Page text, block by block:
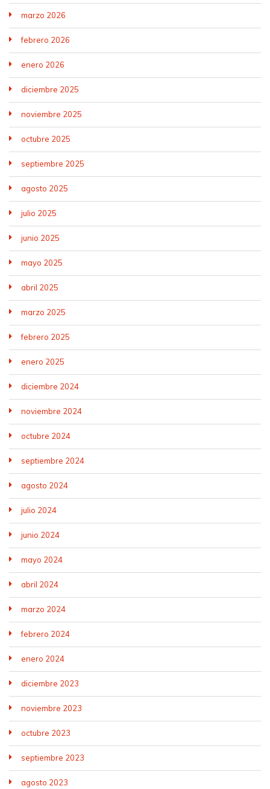
marzo 2026
febrero 2026
enero 2026
diciembre 2025
noviembre 2025
octubre 2025
septiembre 2025
agosto 2025
julio 2025
junio 2025
mayo 2025
abril 2025
marzo 2025
febrero 2025
enero 2025
diciembre 2024
noviembre 2024
octubre 2024
septiembre 2024
agosto 2024
julio 2024
junio 2024
mayo 2024
abril 2024
marzo 2024
febrero 2024
enero 2024
diciembre 2023
noviembre 2023
octubre 2023
septiembre 2023
agosto 2023